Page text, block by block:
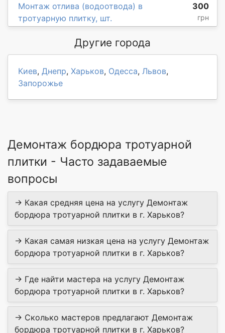
Монтаж отлива (водоотвода) в
тротуарную плитку, шт.
300
грн
Другие города
Киев, Днепр, Харьков, Одесса, Львов,
Запорожье
Демонтаж бордюра тротуарной
плитки - Часто задаваемые
вопросы
→ Какая средняя цена на услугу Демонтаж
бордюра тротуарной плитки в г. Харьков?
→ Какая самая низкая цена на услугу Демонтаж
бордюра тротуарной плитки в г. Харьков?
→ Где найти мастера на услугу Демонтаж
бордюра тротуарной плитки в г. Харьков?
→ Сколько мастеров предлагают Демонтаж
бордюра тротуарной плитки в г. Харьков?